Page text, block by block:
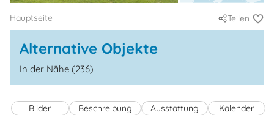
Hauptseite Teilen
Alternative Objekte
In der Nähe (236)
Bilder Beschreibung Ausstattung Kalender